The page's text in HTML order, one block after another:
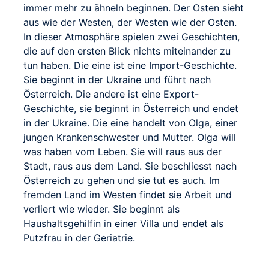
immer mehr zu ähneln beginnen. Der Osten sieht
aus wie der Westen, der Westen wie der Osten.
In dieser Atmosphäre spielen zwei Geschichten,
die auf den ersten Blick nichts miteinander zu
tun haben. Die eine ist eine Import-Geschichte.
Sie beginnt in der Ukraine und führt nach
Österreich. Die andere ist eine Export-
Geschichte, sie beginnt in Österreich und endet
in der Ukraine. Die eine handelt von Olga, einer
jungen Krankenschwester und Mutter. Olga will
was haben vom Leben. Sie will raus aus der
Stadt, raus aus dem Land. Sie beschliesst nach
Österreich zu gehen und sie tut es auch. Im
fremden Land im Westen findet sie Arbeit und
verliert wie wieder. Sie beginnt als
Haushaltsgehilfin in einer Villa und endet als
Putzfrau in der Geriatrie.